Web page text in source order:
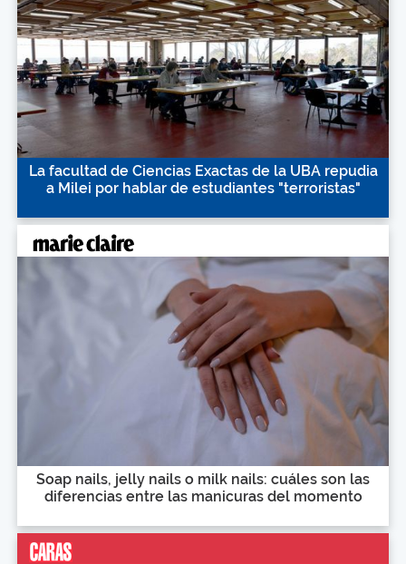
La facultad de Ciencias Exactas de la UBA repudia
a Milei por hablar de estudiantes "terroristas"
Soap nails, jelly nails o milk nails: cuáles son las
diferencias entre las manicuras del momento